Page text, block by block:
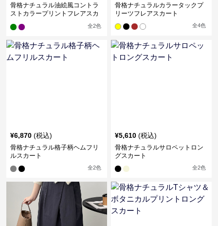
骨格ナチュラル油絵風コントラ
ストカラープリントフレアスカ
全2色
骨格ナチュラルカラータックプ
リーツフレアスカート
全4色
¥6,870 (税込)
骨格ナチュラル格子柄ヘムフリ
ルスカート
全2色
¥5,610 (税込)
骨格ナチュラルサロペットロン
グスカート
全2色